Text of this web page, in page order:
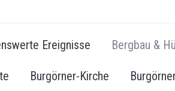
Ereignisse Bergbau &
Burgörner-Kirche